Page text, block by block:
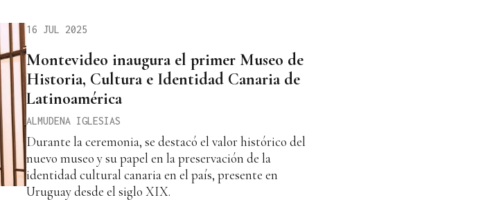
16 JUL 2025
Montevideo inaugura el primer Museo de
Historia, Cultura e Identidad Canaria de
Latinoamérica
ALMUDENA IGLESIAS
Durante la ceremonia, se destacó el valor histórico del
nuevo museo y su papel en la preservación de la
identidad cultural canaria en el país, presente en
Uruguay desde el siglo XIX.